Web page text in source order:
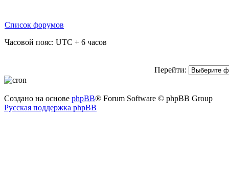
Список форумов
Часовой пояс: UTC + 6 часов
Перейти:
Создано на основе phpBB® Forum Software © phpBB Group
Русская поддержка phpBB